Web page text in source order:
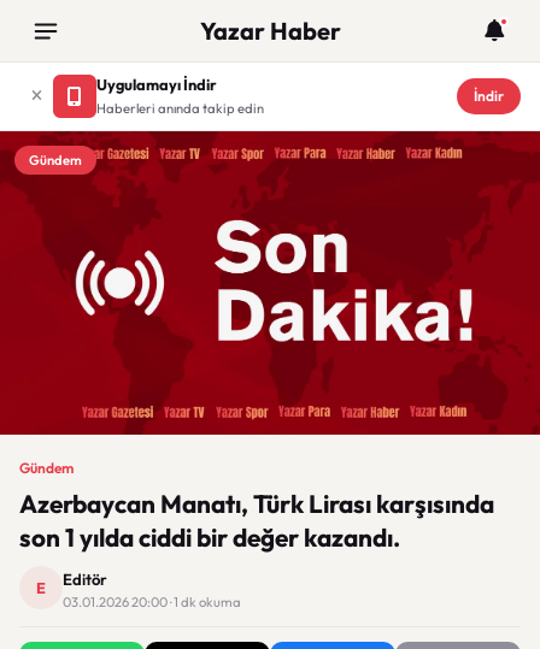
Yazar Haber
Uygulamayı İndir
Haberleri anında takip edin
İndir
Gündem
Gündem
Azerbaycan Manatı, Türk Lirası karşısında
son 1 yılda ciddi bir değer kazandı.
E Editör
03.01.2026 20:00 · 1 dk okuma